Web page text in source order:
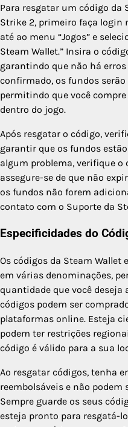
Para resgatar um código da
Strike 2, primeiro faça login
até ao menu “Jogos” e
Steam Wallet.” Insira o
garantindo que não há
confirmado, os fundos
permitindo que você
dentro do jogo.
Após resgatar o código,
garantir que os fundos
algum problema, verifique o
assegure-se de que não
os fundos não forem
contato com o Suporte da
Especificidades do
Os códigos da Steam
em várias denominações,
quantidade que você deseja
códigos podem ser
plataformas online. Esteja
podem ter restrições
código é válido para a sua
Ao resgatar códigos, tenha
reembolsáveis e não
Sempre guarde os seus
esteja pronto para resgatá-